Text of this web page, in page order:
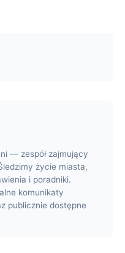
— zespół zajmujący
życie miasta,
i poradniki.
komunikaty
publicznie dostępne